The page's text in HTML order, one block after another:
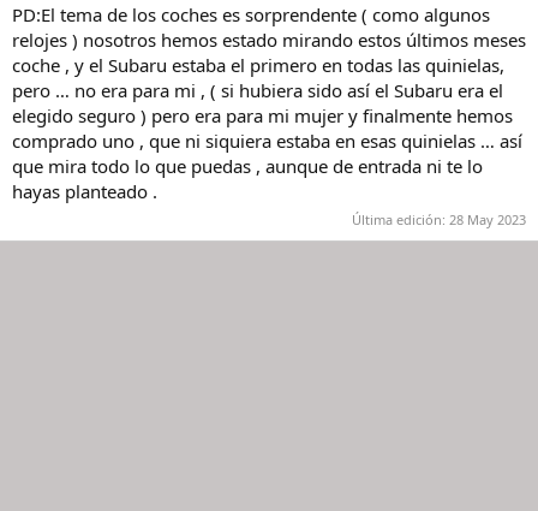
PD:El tema de los coches es sorprendente ( como algunos
relojes ) nosotros hemos estado mirando estos últimos meses
coche , y el Subaru estaba el primero en todas las quinielas,
pero … no era para mi , ( si hubiera sido así el Subaru era el
elegido seguro ) pero era para mi mujer y finalmente hemos
comprado uno , que ni siquiera estaba en esas quinielas … así
que mira todo lo que puedas , aunque de entrada ni te lo
hayas planteado .
Última edición: 28 May 2023